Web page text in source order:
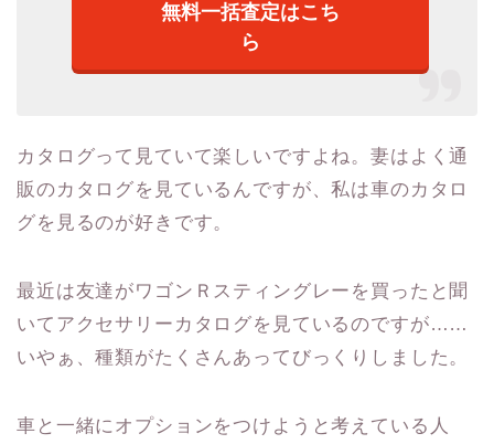
無料一括査定はこち
ら
カタログって見ていて楽しいですよね。妻はよく通
販のカタログを見ているんですが、私は車のカタロ
グを見るのが好きです。
最近は友達がワゴンＲスティングレーを買ったと聞
いてアクセサリーカタログを見ているのですが……
いやぁ、種類がたくさんあってびっくりしました。
車と一緒にオプションをつけようと考えている人